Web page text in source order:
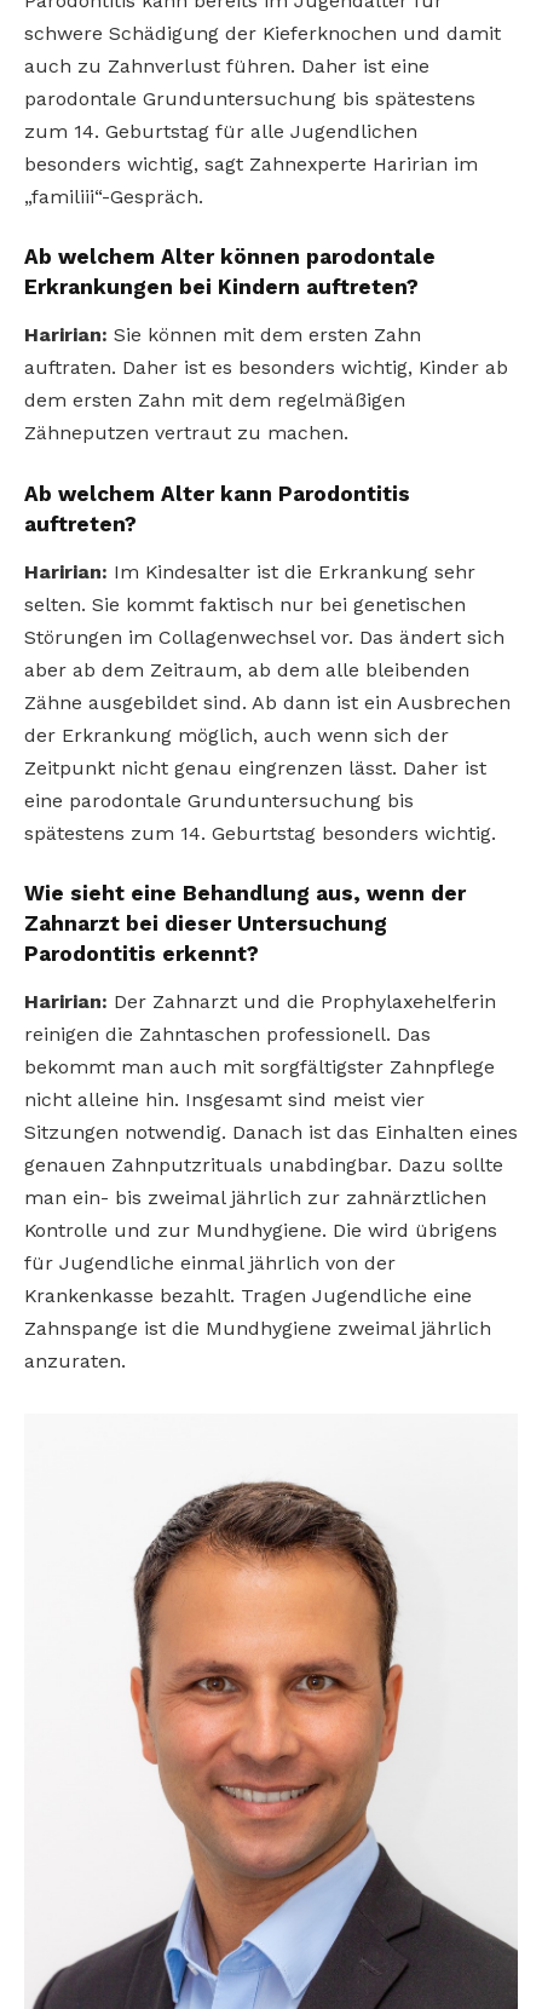
schwere Schädigung der Kieferknochen und damit
auch zu Zahnverlust führen. Daher ist eine
parodontale Grunduntersuchung bis spätestens
zum 14. Geburtstag für alle Jugendlichen
besonders wichtig, sagt Zahnexperte Haririan im
„familiii“-Gespräch.
Ab welchem Alter können parodontale
Erkrankungen bei Kindern auftreten?
Haririan: Sie können mit dem ersten Zahn
auftraten. Daher ist es besonders wichtig, Kinder ab
dem ersten Zahn mit dem regelmäßigen
Zähneputzen vertraut zu machen.
Ab welchem Alter kann Parodontitis
auftreten?
Haririan: Im Kindesalter ist die Erkrankung sehr
selten. Sie kommt faktisch nur bei genetischen
Störungen im Collagenwechsel vor. Das ändert sich
aber ab dem Zeitraum, ab dem alle bleibenden
Zähne ausgebildet sind. Ab dann ist ein Ausbrechen
der Erkrankung möglich, auch wenn sich der
Zeitpunkt nicht genau eingrenzen lässt. Daher ist
eine parodontale Grunduntersuchung bis
spätestens zum 14. Geburtstag besonders wichtig.
Wie sieht eine Behandlung aus, wenn der
Zahnarzt bei dieser Untersuchung
Parodontitis erkennt?
Haririan: Der Zahnarzt und die Prophylaxehelferin
reinigen die Zahntaschen professionell. Das
bekommt man auch mit sorgfältigster Zahnpflege
nicht alleine hin. Insgesamt sind meist vier
Sitzungen notwendig. Danach ist das Einhalten eines
genauen Zahnputzrituals unabdingbar. Dazu sollte
man ein- bis zweimal jährlich zur zahnärztlichen
Kontrolle und zur Mundhygiene. Die wird übrigens
für Jugendliche einmal jährlich von der
Krankenkasse bezahlt. Tragen Jugendliche eine
Zahnspange ist die Mundhygiene zweimal jährlich
anzuraten.